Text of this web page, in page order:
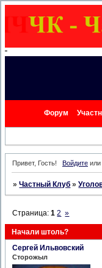
"
Форум
Привет, Гость! Войдитеили
»Частный Клуб »
Начали штоль?
Страница:1 2 »
Сергей Ильвовский
Сторожыл